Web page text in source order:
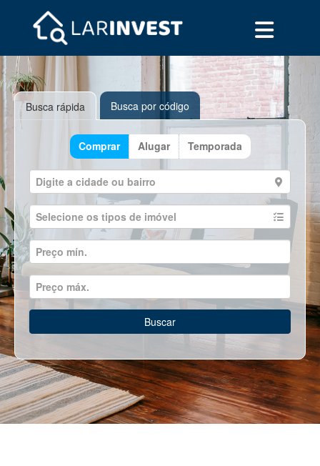
Busca rápida Busca por código
Comprar Alugar Temporada